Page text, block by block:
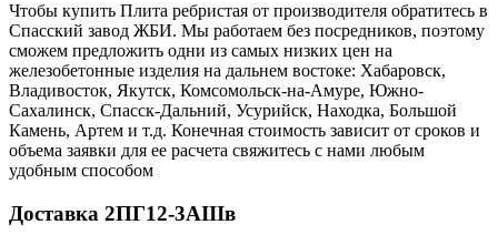
Чтобы купить Плита ребристая от производителя обратитесь в
Cпасский завод ЖБИ. Мы работаем без посредников, поэтому
сможем предложить одни из самых низких цен на
железобетонные изделия на дальнем востоке: Хабаровск,
Владивосток, Якутск, Комсомольск-на-Амуре, Южно-
Сахалинск, Спасск-Дальний, Усурийск, Находка, Большой
Камень, Артем и т.д. Конечная стоимость зависит от сроков и
объема заявки для ее расчета свяжитесь с нами любым
удобным способом
Доставка 2ПГ12-3АIIIв